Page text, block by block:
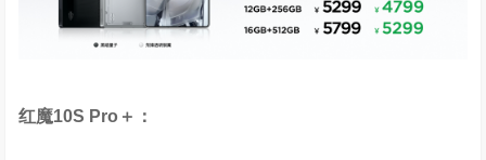
红魔10S Pro ＋：